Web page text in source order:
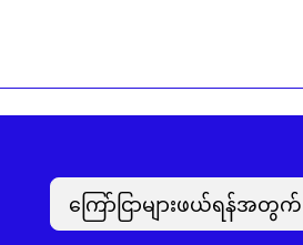
ကြော်ငြာများဖယ်ရန်အတွ